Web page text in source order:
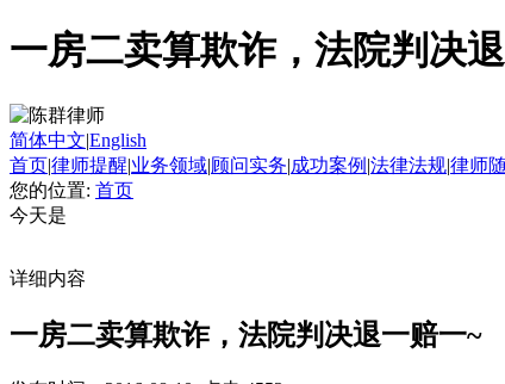
一房二卖算欺诈，法院判决
简体中文|English
首页|律师提醒|业务领域|顾问实务|成功案例 |法律法规|律师
您的位置: 首页
今天是
详细内容
一房二卖算欺诈，法院判决退一赔一~